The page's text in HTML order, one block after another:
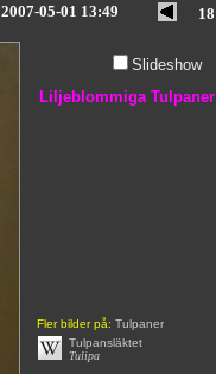
2007-05-01 13:49 18
Slideshow
Liljeblommiga Tulpaner
Fler bilder på: Tulpaner
Tulpansläktet
Tulipa